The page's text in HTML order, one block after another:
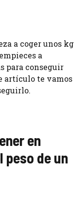
a coger unos kg
a
para conseguir
artículo te vamos
en
de un